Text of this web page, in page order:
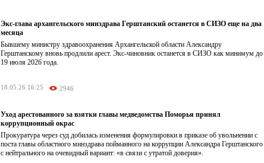
Экс-глава архангельского минздрава Герштанский останется в СИЗО еще на два
месяца
Бывшему министру здравоохранения Архангельской области Александру
Герштанскому вновь продлили арест. Экс-чиновник останется в СИЗО как минимум до
19 июля 2026 года.
18.05.26 16:25 2946
Уход арестованного за взятки главы медведомства Поморья принял
коррупционный окрас
Прокуратура через суд добилась изменения формулировки в приказе об увольнении с
поста главы областного минздрава пойманного на коррупции Александра Герштанского
с нейтрального на очевидный вариант: «в связи с утратой доверия».